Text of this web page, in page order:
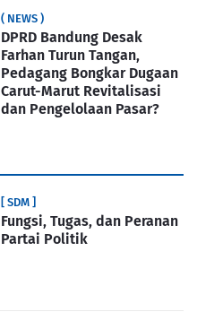
( NEWS )
DPRD Bandung Desak
Farhan Turun Tangan,
Pedagang Bongkar Dugaan
Carut-Marut Revitalisasi
dan Pengelolaan Pasar?
[ SDM ]
Fungsi, Tugas, dan Peranan
Partai Politik